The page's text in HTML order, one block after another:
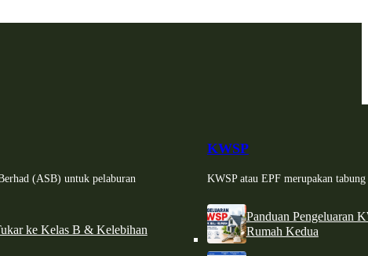
(ASB) untuk pelaburan
ke Kelas B & Kelebihan
KWSP
KWSP atau EPF merupakan
Panduan Pengeluaran
Rumah Kedua